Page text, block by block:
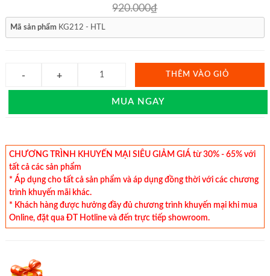
920.000₫
Mã sản phẩm KG212 - HTL
THÊM VÀO GIỎ
MUA NGAY
CHƯƠNG TRÌNH KHUYẾN MẠI SIÊU GIẢM GIÁ từ 30% - 65% với
tất cả các sản phẩm
* Áp dụng cho tất cả sản phẩm và áp dụng đồng thời với các chương
trình khuyến mãi khác.
* Khách hàng được hưởng đầy đủ chương trình khuyến mại khi mua
Online, đặt qua ĐT Hotline và đến trực tiếp showroom.